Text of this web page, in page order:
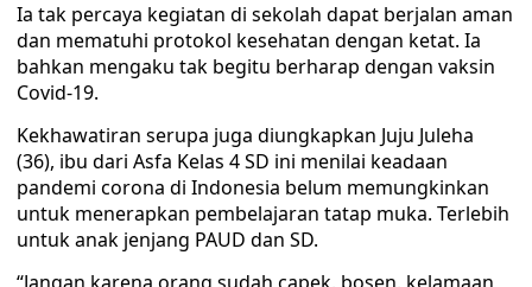
Ia tak percaya kegiatan di sekolah dapat berjalan aman
dan mematuhi protokol kesehatan dengan ketat. Ia
bahkan mengaku tak begitu berharap dengan vaksin
Covid-19.
Kekhawatiran serupa juga diungkapkan Juju Juleha
(36), ibu dari Asfa Kelas 4 SD ini menilai keadaan
pandemi corona di Indonesia belum memungkinkan
untuk menerapkan pembelajaran tatap muka. Terlebih
untuk anak jenjang PAUD dan SD.